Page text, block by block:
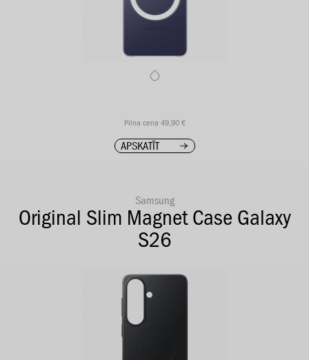
Pilna cena 49,90 €
APSKATĪT
Samsung
Original Slim Magnet Case Galaxy
S26